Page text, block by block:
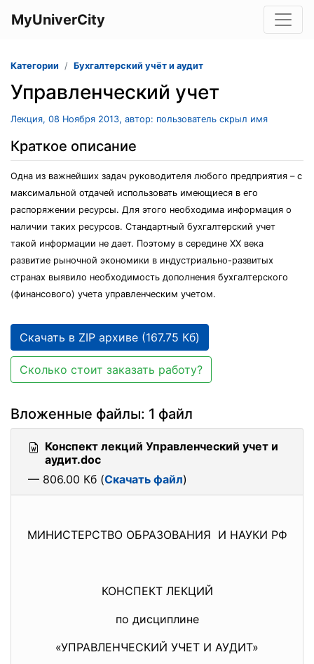
MyUniverCity
Категории Бухгалтерский учёт и аудит
Управленческий учет
Лекция, 08 Ноября 2013, автор: пользователь скрыл имя
Краткое описание
Одна из важнейших задач руководителя любого предприятия – с
максимальной отдачей использовать имеющиеся в его
распоряжении ресурсы. Для этого необходима информация о
наличии таких ресурсов. Стандартный бухгалтерский учет
такой информации не дает. Поэтому в середине ХХ века
развитие рыночной экономики в индустриально-развитых
странах выявило необходимость дополнения бухгалтерского
(финансового) учета управленческим учетом.
Скачать в ZIP архиве (167.75 Кб)
Сколько стоит заказать работу?
Вложенные файлы: 1 файл
Конспект лекций Управленческий учет и
аудит.doc
— 806.00 Кб (Скачать файл)
МИНИСТЕРСТВО ОБРАЗОВАНИЯ И НАУКИ РФ
КОНСПЕКТ ЛЕКЦИЙ
по дисциплине
«УПРАВЛЕНЧЕСКИЙ УЧЕТ И АУДИТ»